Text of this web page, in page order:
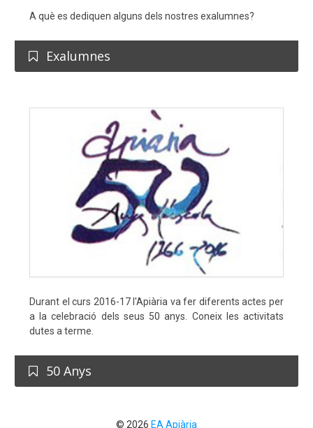
A què es dediquen alguns dels nostres exalumnes?
Exalumnes
Durant el curs 2016-17 l'Apiària va fer diferents actes per
a la celebració dels seus 50 anys. Coneix les activitats
dutes a terme.
50 Anys
© 2026 EA Apiària